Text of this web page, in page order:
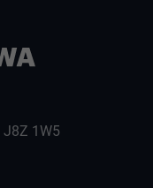
J8Z 1W5